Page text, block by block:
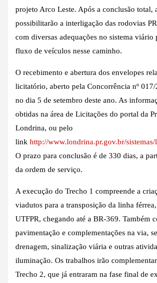
projeto Arco Leste. Após a conclusão total,
possibilitarão a interligação das rodovias
com diversas adequações no sistema viário
fluxo de veículos nesse caminho.
O recebimento e abertura dos envelopes
licitatório, aberto pela Concorrência nº
no dia 5 de setembro deste ano. As
obtidas na área de Licitações do portal da
Londrina, ou pelo
link http://www.londrina.pr.gov.br/
O prazo para conclusão é de 330 dias, a
da ordem de serviço.
A execução do Trecho 1 compreende a
viadutos para a transposição da linha
UTFPR, chegando até a BR-369. Também
pavimentação e complementações na via,
drenagem, sinalização viária e outras
iluminação. Os trabalhos irão
Trecho 2, que já entraram na fase final de